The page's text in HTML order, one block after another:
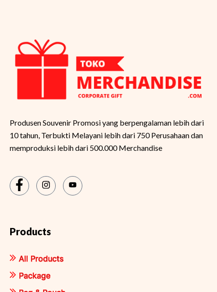
Produsen Souvenir Promosi yang berpengalaman lebih dari
10 tahun, Terbukti Melayani lebih dari 750 Perusahaan dan
memproduksi lebih dari 500.000 Merchandise
Products
All Products
Package